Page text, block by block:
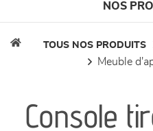
NOS
séjours
TOUS NOS PRODUITS
meuble
Console